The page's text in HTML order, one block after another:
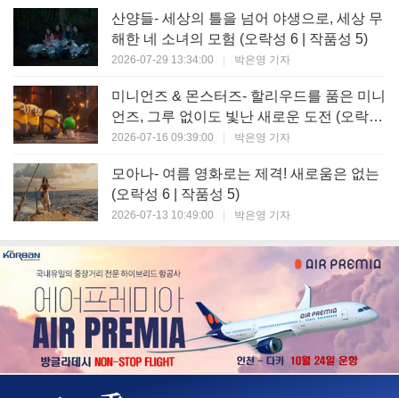
산양들- 세상의 틀을 넘어 야생으로, 세상 무
해한 네 소녀의 모험 (오락성 6 | 작품성 5)
2026-07-29 13:34:00 박은영 기자
미니언즈 & 몬스터즈- 할리우드를 품은 미니
언즈, 그루 없이도 빛난 새로운 도전 (오락성
7 | 작품성 6)
2026-07-16 09:39:00 박은영 기자
모아나- 여름 영화로는 제격! 새로움은 없는
(오락성 6 | 작품성 5)
2026-07-13 10:49:00 박은영 기자